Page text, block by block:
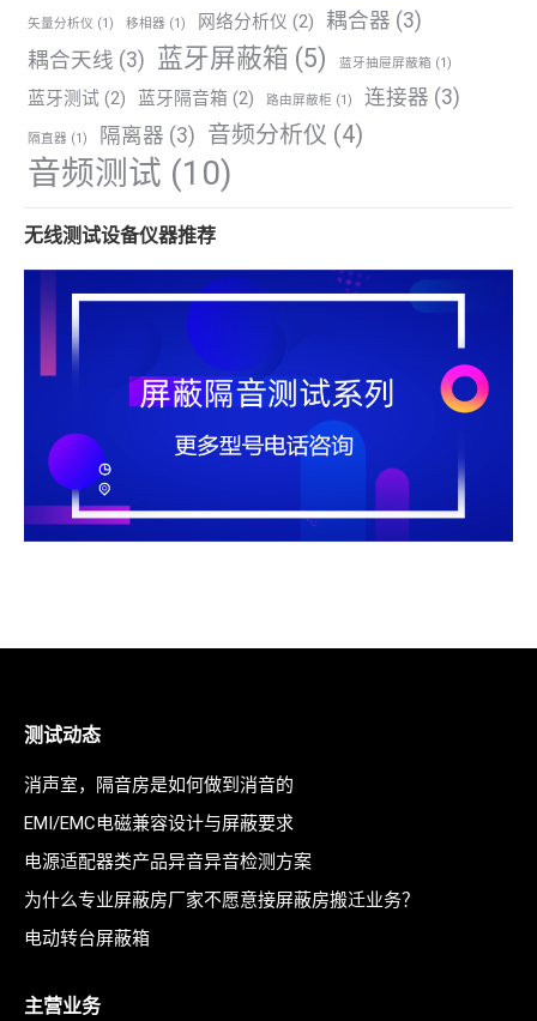
矢量分析仪 (1) 移相器 (1) 网络分析仪 (2) 耦合器 (3)
耦合天线 (3) 蓝牙屏蔽箱 (5) 蓝牙抽屉屏蔽箱 (1)
蓝牙测试 (2) 蓝牙隔音箱 (2) 路由屏蔽柜 (1) 连接器 (3)
隔直器 (1) 隔离器 (3) 音频分析仪 (4)
音频测试 (10)
无线测试设备仪器推荐
测试动态
消声室，隔音房是如何做到消音的
EMI/EMC电磁兼容设计与屏蔽要求
电源适配器类产品异音异音检测方案
为什么专业屏蔽房厂家不愿意接屏蔽房搬迁业务？
电动转台屏蔽箱
主营业务